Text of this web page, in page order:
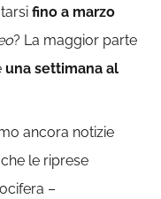
fino a marzo
? La maggior parte
una settimana al
ancora notizie
le riprese
–